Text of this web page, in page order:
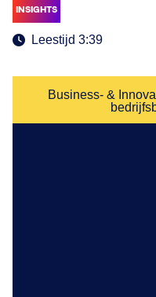
INSIGHTS
Leestijd 3:39
Business- &